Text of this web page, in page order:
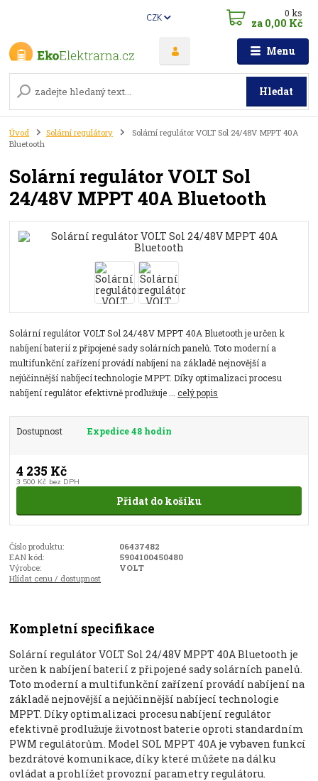
Menu
CZK
Hledat
0ks
za 0,00 Kč
Úvod Solární regulátory
Solární regulátor VOLT Sol 24/48V MPPT 40A
Bluetooth
Solární regulátor VOLT Sol
24/48V MPPT 40A Bluetooth
Solární regulátor VOLT Sol 24/48V MPPT 40A Bluetooth je určen k
nabíjení baterií z připojené sady solárních panelů. Toto moderní a
multifunkční zařízení provádí nabíjení na základě nejnovější a
nejúčinnější nabíjecí technologie MPPT. Díky optimalizaci procesu
nabíjení regulátor efektivně prodlužuje ...celý popis
Dostupnost Expedice 48 hodin
4 235 Kč
3 500 Kč bez DPH
Přidat do košíku
Číslo produktu:
06437482
EAN kód:
5904100450480
Výrobce:
VOLT
Hlídat cenu / dostupnost
Kompletní specifikace
Solární regulátor VOLT Sol 24/48V MPPT 40A Bluetooth je
určen k nabíjení baterií z připojené sady solárních panelů.
Toto moderní a multifunkční zařízení provádí nabíjení na
základě nejnovější a nejúčinnější nabíjecí technologie
MPPT. Díky optimalizaci procesu nabíjení regulátor
efektivně prodlužuje životnost baterie oproti standardním
PWM regulátorům. Model SOL MPPT 40A je vybaven funkcí
bezdrátové komunikace, díky které můžete na dálku
ovládat a prohlížet provozní parametry regulátoru.